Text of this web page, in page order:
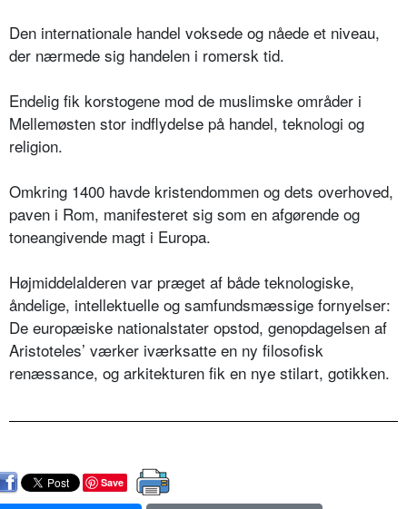
Den internationale handel voksede og nåede et niveau,
der nærmede sig handelen i romersk tid.
Endelig fik korstogene mod de muslimske områder i
Mellemøsten stor indflydelse på handel, teknologi og
religion.
Omkring 1400 havde kristendommen og dets overhoved,
paven i Rom, manifesteret sig som en afgørende og
toneangivende magt i Europa.
Højmiddelalderen var præget af både teknologiske,
åndelige, intellektuelle og samfundsmæssige fornyelser:
De europæiske nationalstater opstod, genopdagelsen af
Aristoteles’ værker iværksatte en ny filosofisk
renæssance, og arkitekturen fik en nye stilart, gotikken.
Save